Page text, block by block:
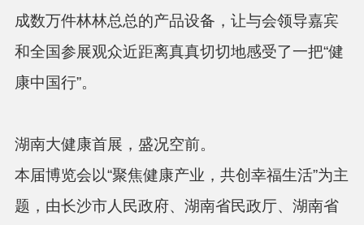
成数万件林林总总的产品设备，让与会领导嘉宾
和全国参展观众近距离真真切切地感受了一把“健
康中国行”。
湖南大健康首展，盛况空前。
本届博览会以“聚焦健康产业，共创幸福生活”为主
题，由长沙市人民政府、湖南省民政厅、湖南省